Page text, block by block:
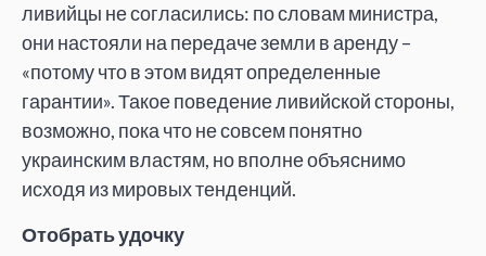
ливийцы не согласились: по словам министра,
они настояли на передаче земли в аренду –
«потому что в этом видят определенные
гарантии». Такое поведение ливийской стороны,
возможно, пока что не совсем понятно
украинским властям, но вполне объяснимо
исходя из мировых тенденций.
Отобрать удочку